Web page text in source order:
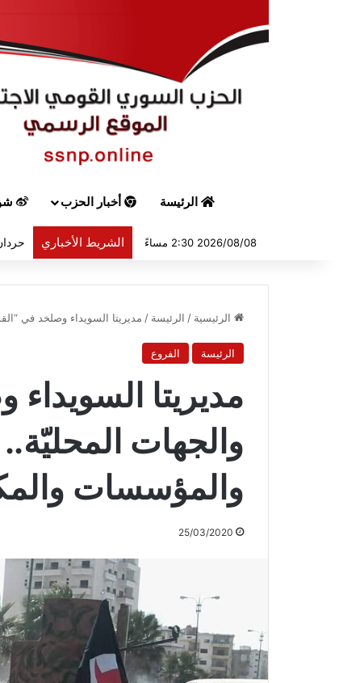
الرئيسة أخبار الحزب
2026/08/08 2:30 مساءً الشريط الأخباري
الرئيسية / الرئيسة / مديريتا السويداء وصلخد في
الرئيسة الفروع
مديريتا
والجهات
والمؤسسات
25/03/2020